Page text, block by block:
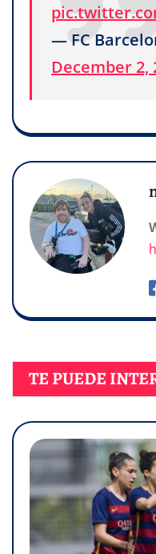
— FC
December 2,
TE PUEDE